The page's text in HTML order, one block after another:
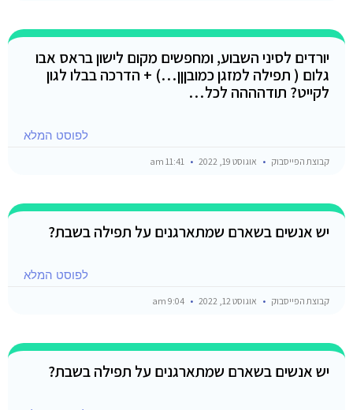
יורדים לסיני השבוע, ומחפשים מקום לישון בראס אבו
גלום ( תפילה למזגן כמובןןן…) + הדרכה בבלו לגון
לקייט? תודהההה לכל…
לפוסט המלא
קבוצת הפייסבוק אוגוסט 19, 2022
יש אנשים בשארם שמתארגנים על תפילה בשבת?
לפוסט המלא
קבוצת הפייסבוק אוגוסט 12, 2022
יש אנשים בשארם שמתארגנים על תפילה בשבת?